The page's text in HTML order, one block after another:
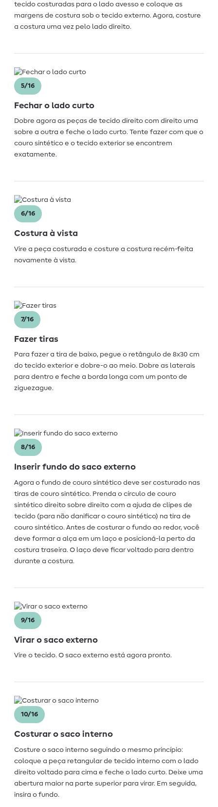
tecido costuradas para o lado avesso e coloque as
margens de costura sob o tecido externo. Agora, costure
a costura uma vez pelo lado direito.
5/16
Fechar o lado curto
Dobre agora as peças de tecido direito com direito uma
sobre a outra e feche o lado curto. Tente fazer com que o
couro sintético e o tecido exterior se encontrem
exatamente.
6/16
Costura à vista
Vire a peça costurada e costure a costura recém-feita
novamente à vista.
7/16
Fazer tiras
Para fazer a tira de baixo, pegue o retângulo de 8x30 cm
do tecido exterior e dobre-o ao meio. Dobre as laterais
para dentro e feche a borda longa com um ponto de
ziguezague.
8/16
Inserir fundo do saco externo
Agora o fundo de couro sintético deve ser costurado nas
tiras de couro sintético. Prenda o círculo de couro
sintético direito sobre direito com a ajuda de clipes de
tecido (para não danificar o couro sintético) na tira de
couro sintético. Antes de costurar o fundo ao redor, você
deve formar a alça em um laço e posicioná-la perto da
costura traseira. O laço deve ficar voltado para dentro
durante a costura.
9/16
Virar o saco externo
Vire o tecido. O saco externo está agora pronto.
10/16
Costurar o saco interno
Costure o saco interno seguindo o mesmo princípio:
coloque a peça retangular de tecido interno com o lado
direito voltado para cima e feche o lado curto. Deixe uma
abertura maior na parte superior para virar. Em seguida,
insira o fundo.